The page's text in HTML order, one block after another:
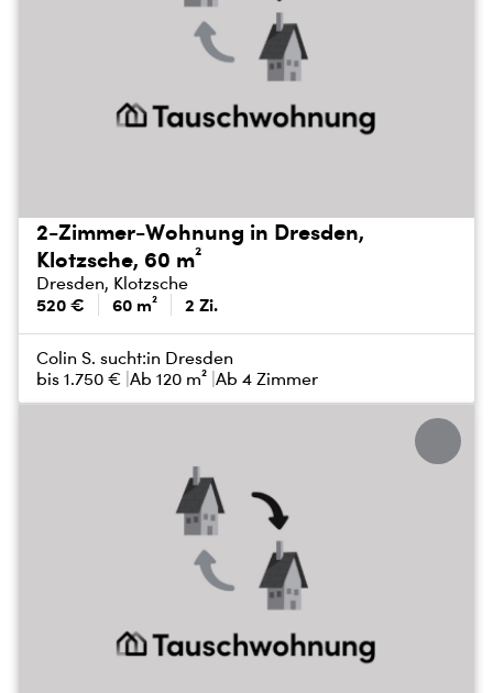
2-Zimmer-Wohnung in Dresden,
Klotzsche, 60 m²
Dresden, Klotzsche
520 € 60 m² 2 Zi.
Colin S. sucht:in Dresden
bis 1.750 € Ab 120 m² Ab 4 Zimmer